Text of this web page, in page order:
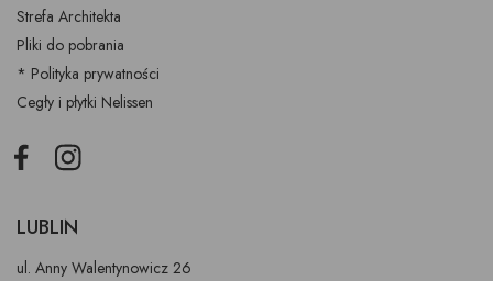
Strefa Architekta
Pliki do pobrania
* Polityka prywatności
Cegły i płytki Nelissen
FacebookInstagram
LUBLIN
ul. Anny Walentynowicz 26